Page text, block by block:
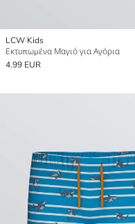
LCW Kids
Εκτυπωμένα Μαγιό για Αγόρια
4.99 EUR